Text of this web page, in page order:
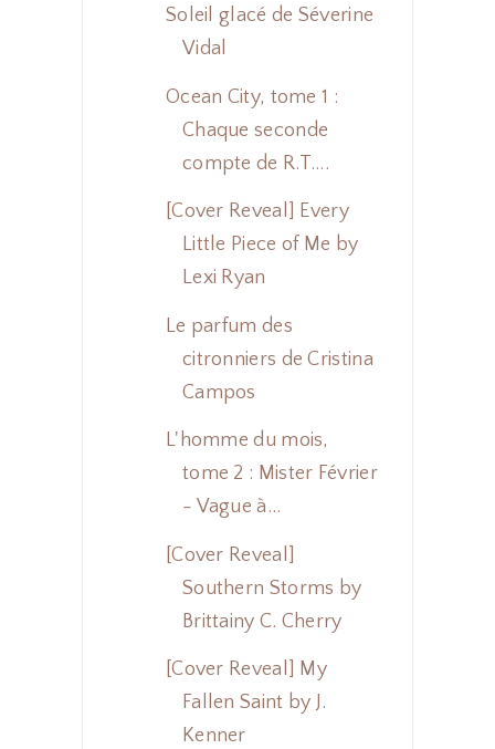
Soleil glacé de Séverine
Vidal
Ocean City, tome 1 :
Chaque seconde
compte de R.T....
[Cover Reveal] Every
Little Piece of Me by
Lexi Ryan
Le parfum des
citronniers de Cristina
Campos
L'homme du mois,
tome 2 : Mister Février
- Vague à...
[Cover Reveal]
Southern Storms by
Brittainy C. Cherry
[Cover Reveal] My
Fallen Saint by J.
Kenner